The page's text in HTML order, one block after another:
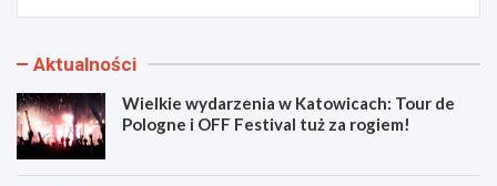
Aktualności
Wielkie wydarzenia w Katowicach: Tour de
Pologne i OFF Festival tuż za rogiem!